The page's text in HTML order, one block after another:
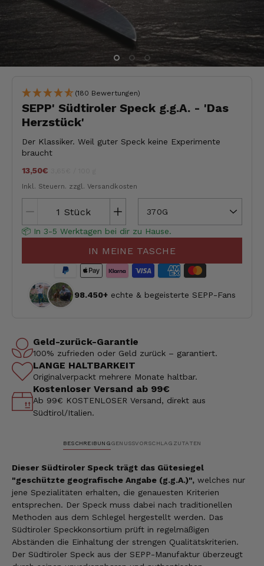
(180 Bewertungen)
SEPP' Südtiroler Speck g.g.A. - 'Das
Herzstück'
Der Klassiker. Weil guter Speck keine Experimente
braucht
13,50€
Inkl. Steuern. zzgl. Versandkosten
Stück 370G
📦 In 3-5 Werktagen bei dir zu Hause.
IN MEINE TASCHE
98.450+ echte & begeisterte SEPP-Fans
Geld-zurück-Garantie
100% zufrieden oder Geld zurück – garantiert.
LANGE HALTBARKEIT
Originalverpackt mehrere Monate haltbar.
Kostenloser Versand ab 99€
Ab 99€ KOSTENLOSER Versand, direkt aus
Südtirol/Italien.
BESCHREIBUNGGENUSSVORSCHLAG ZUTATEN
Dieser Südtiroler Speck trägt das Gütesiegel
"geschützte geografische Angabe (g.g.A.)", welches nur
jene Spezialitäten erhalten, die genauesten Kriterien
entsprechen. Der Speck muss dabei nach traditionellen
Methoden aus dem Schlegel hergestellt werden. Das
Südtiroler Speckkonsortium prüft in regelmäßigen
Abständen die Einhaltung der strengen Qualitätskriterien.
Der Südtiroler Speck aus der SEPP-Manufaktur überzeugt